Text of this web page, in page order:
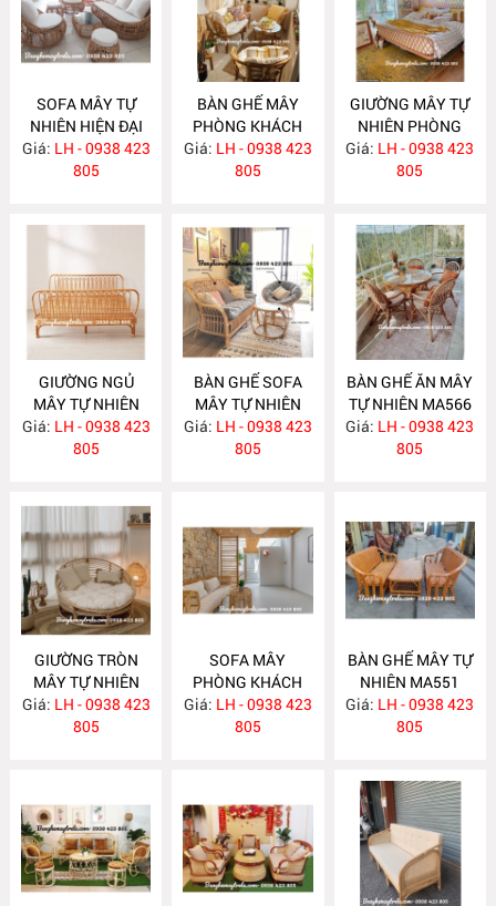
SOFA MÂY TỰ
NHIÊN HIỆN ĐẠI
MA586
Giá: LH - 0938 423
805
BÀN GHẾ MÂY
PHÒNG KHÁCH
NHỎ GỌN MA585
Giá: LH - 0938 423
805
GIƯỜNG MÂY TỰ
NHIÊN PHÒNG
NGỦ MA584
Giá: LH - 0938 423
805
GIƯỜNG NGỦ
MÂY TỰ NHIÊN
MA583
Giá: LH - 0938 423
805
BÀN GHẾ SOFA
MÂY TỰ NHIÊN
MA568
Giá: LH - 0938 423
805
BÀN GHẾ ĂN MÂY
TỰ NHIÊN MA566
Giá: LH - 0938 423
805
GIƯỜNG TRÒN
MÂY TỰ NHIÊN
MA563
Giá: LH - 0938 423
805
SOFA MÂY
PHÒNG KHÁCH
MA557
Giá: LH - 0938 423
805
BÀN GHẾ MÂY TỰ
NHIÊN MA551
Giá: LH - 0938 423
805